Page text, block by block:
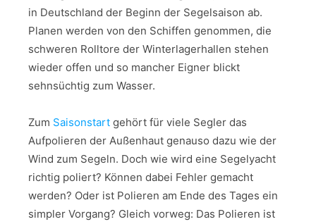
in Deutschland der Beginn der Segelsaison ab.
Planen werden von den Schiffen genommen, die
schweren Rolltore der Winterlagerhallen stehen
wieder offen und so mancher Eigner blickt
sehnsüchtig zum Wasser.
Zum Saisonstart gehört für viele Segler das
Aufpolieren der Außenhaut genauso dazu wie der
Wind zum Segeln. Doch wie wird eine Segelyacht
richtig poliert? Können dabei Fehler gemacht
werden? Oder ist Polieren am Ende des Tages ein
simpler Vorgang? Gleich vorweg: Das Polieren ist